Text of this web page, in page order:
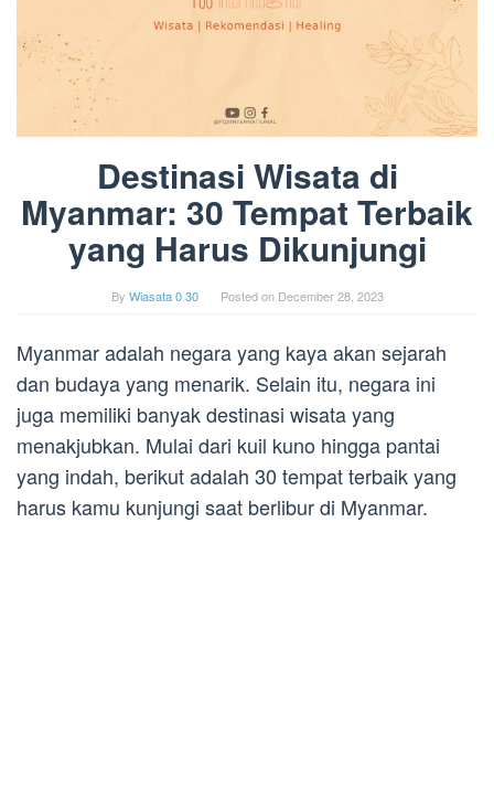
Destinasi Wisata di
Myanmar: 30 Tempat Terbaik
yang Harus Dikunjungi
By Wiasata 0 30 Posted on December 28, 2023
Myanmar adalah negara yang kaya akan sejarah
dan budaya yang menarik. Selain itu, negara ini
juga memiliki banyak destinasi wisata yang
menakjubkan. Mulai dari kuil kuno hingga pantai
yang indah, berikut adalah 30 tempat terbaik yang
harus kamu kunjungi saat berlibur di Myanmar.